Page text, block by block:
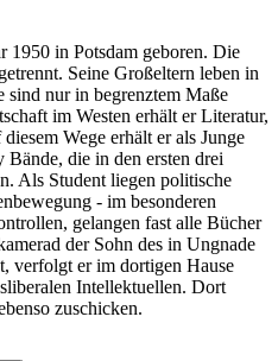
1950 in Potsdam geboren. Die
Seine Großeltern leben in
sind nur in begrenztem Maße
im Westen erhält er Literatur,
Wege erhält er als Junge
die in den ersten drei
Als Student liegen politische
- im besonderen
gelangen fast alle Bücher
der Sohn des in Ungnade
verfolgt er im dortigen Hause
Intellektuellen. Dort
zuschicken.